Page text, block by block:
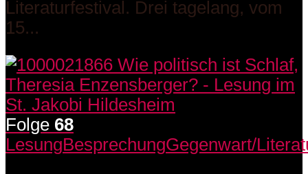
Literaturfestival. Drei tagelang, vom
15...
Folge 68
LesungBesprechungGegenwart/